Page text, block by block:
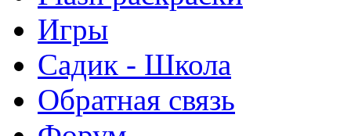
Игры
Садик - Школа
Обратная связь